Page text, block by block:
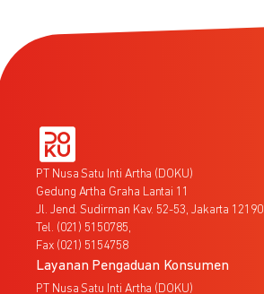
PT Nusa Satu Inti Artha (DOKU)
Gedung Artha Graha Lantai 11
Jl. Jend. Sudirman Kav. 52-53, Jakarta 12190
Tel. (021) 5150785,
Fax (021) 5154758
Layanan Pengaduan Konsumen
PT Nusa Satu Inti Artha (DOKU)